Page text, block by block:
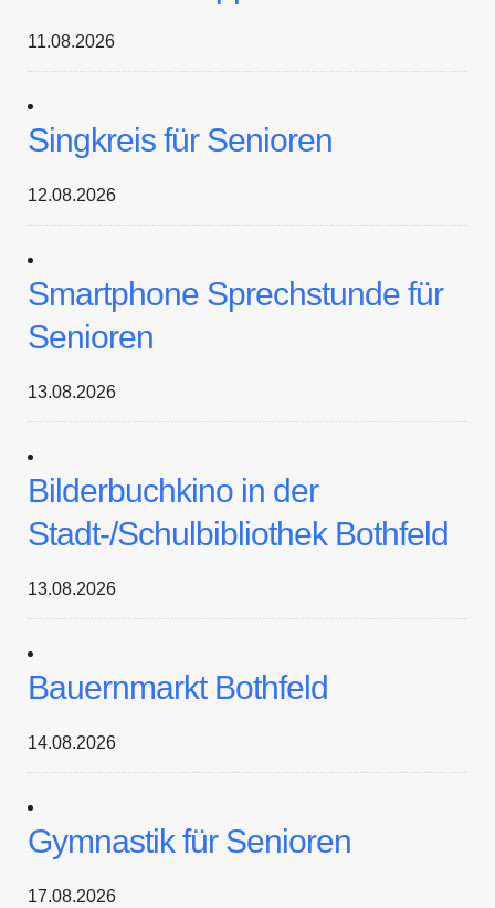
11.08.2026
Singkreis für Senioren
12.08.2026
Smartphone Sprechstunde für
Senioren
13.08.2026
Bilderbuchkino in der
Stadt-/Schulbibliothek Bothfeld
13.08.2026
Bauernmarkt Bothfeld
14.08.2026
Gymnastik für Senioren
17.08.2026